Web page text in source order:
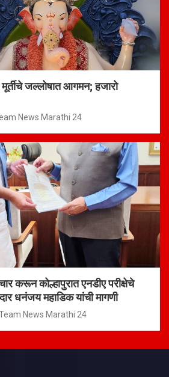
जल्लोषात आगमन; हजारो
News Marathi 24
करून कोल्हापुरात एनडीए परीक्षेचे
धनंजय महाडिक यांची मागणी
News Marathi 24